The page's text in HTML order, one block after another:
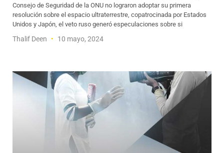
Consejo de Seguridad de la ONU no lograron adoptar su primera
resolución sobre el espacio ultraterrestre, copatrocinada por Estados
Unidos y Japón, el veto ruso generó especulaciones sobre si
Thalif Deen 10 mayo, 2024